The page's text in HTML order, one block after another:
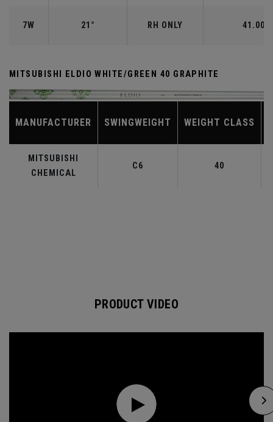
7W 21° RH ONLY 41.00"
MITSUBISHI ELDIO WHITE/GREEN 40 GRAPHITE
MANUFACTURER SWINGWEIGHT WEIGHT CLASS
MITSUBISHI
CHEMICAL
C6 40
PRODUCT VIDEO